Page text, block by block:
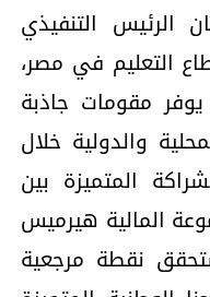
الرئیس التنفیذي
التعلیم في مصر،
مقومات جاذبة
والدولیة خلال
المتمیزة بین
المالیة ھیرمیس
نقطة مرجعیة